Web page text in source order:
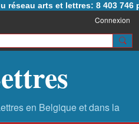
réseau arts et lettres: 8 403 746
Connexion